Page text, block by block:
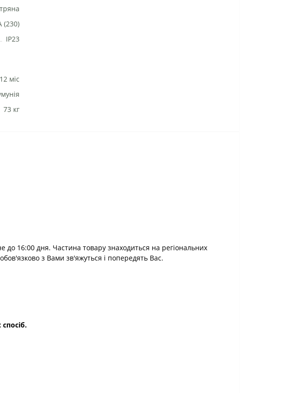
(230)
IP23
12 міс
73 кг
16:00 дня. Частина товару знаходиться на регіональних
з Вами зв'яжуться і попередять Вас.